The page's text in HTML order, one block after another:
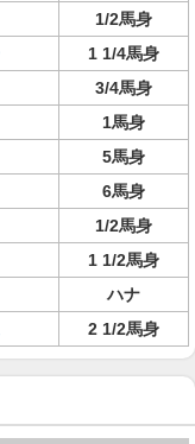
1/2馬身
1 1/4馬身
3/4馬身
1馬身
5馬身
6馬身
1/2馬身
1 1/2馬身
ハナ
2 1/2馬身